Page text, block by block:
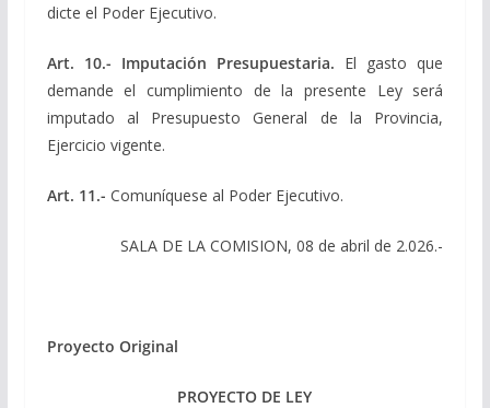
dicte el Poder Ejecutivo.
Art. 10.- Imputación Presupuestaria. El gasto que
demande el cumplimiento de la presente Ley será
imputado al Presupuesto General de la Provincia,
Ejercicio vigente.
Art. 11.- Comuníquese al Poder Ejecutivo.
SALA DE LA COMISION, 08 de abril de 2.026.-
Proyecto Original
PROYECTO DE LEY